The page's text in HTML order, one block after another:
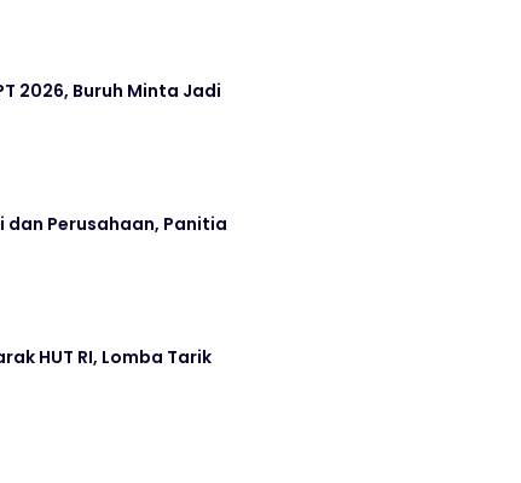
2026, Buruh Minta Jadi
dan Perusahaan, Panitia
HUT RI, Lomba Tarik